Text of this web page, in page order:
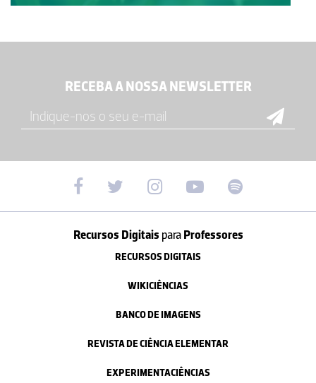
RECEBA A NOSSA NEWSLETTER
Recursos Digitais paraProfessores
RECURSOS DIGITAIS
WIKICIÊNCIAS
BANCO DE IMAGENS
REVISTA DE CIÊNCIA ELEMENTAR
EXPERIMENTACIÊNCIAS